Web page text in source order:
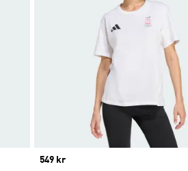
Price
549 kr